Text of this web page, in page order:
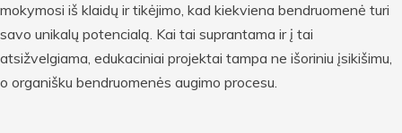
mokymosi iš klaidų ir tikėjimo, kad kiekviena bendruomenė turi
savo unikalų potencialą. Kai tai suprantama ir į tai
atsižvelgiama, edukaciniai projektai tampa ne išoriniu įsikišimu,
o organišku bendruomenės augimo procesu.